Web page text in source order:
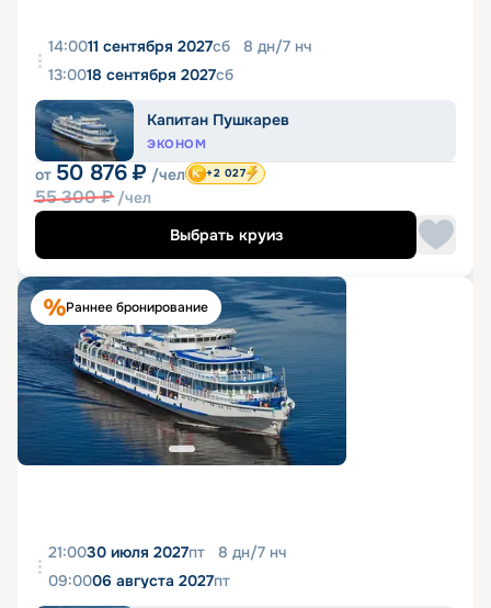
14:0011 сентября 2027сб 8 дн/7 нч
13:0018 сентября 2027сб
Капитан Пушкарев
ЭКОНОМ
от 50 876 ₽ /чел
55 300₽ /чел
+2 027
Выбрать круиз
Раннее бронирование
21:0030 июля 2027пт 8 дн/7 нч
09:0006 августа 2027пт